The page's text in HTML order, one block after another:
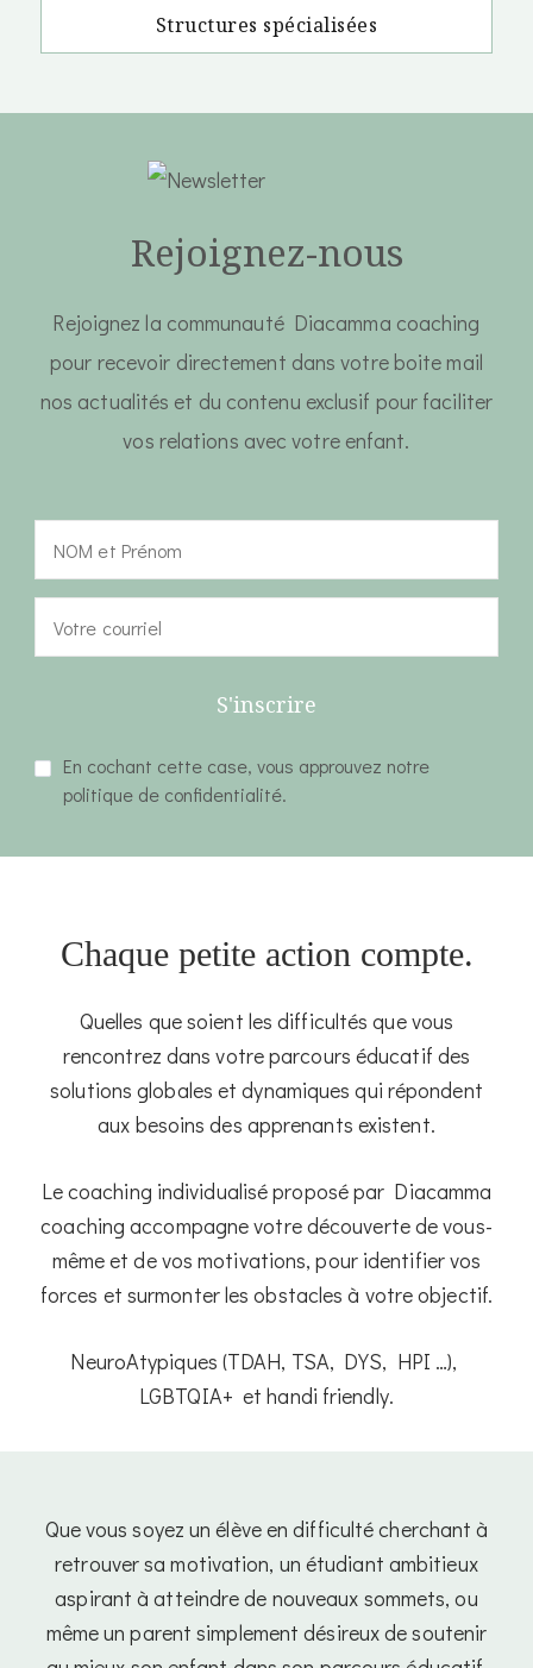
Structures spécialisées
Rejoignez-nous
Rejoignez la communauté Diacamma coaching
pour recevoir directement dans votre boite mail
nos actualités et du contenu exclusif pour faciliter
vos relations avec votre enfant.
En cochant cette case, vous approuvez notre
politique de confidentialité.
Chaque petite action compte.
Quelles que soient les difficultés que vous
rencontrez dans votre parcours éducatif des
solutions globales et dynamiques qui répondent
aux besoins des apprenants existent.
Le coaching individualisé proposé par Diacamma
coaching accompagne votre découverte de vous-
même et de vos motivations, pour identifier vos
forces et surmonter les obstacles à votre objectif.
NeuroAtypiques (TDAH, TSA, DYS, HPI …),
LGBTQIA+ et handi friendly.
Que vous soyez un élève en difficulté cherchant à
retrouver sa motivation, un étudiant ambitieux
aspirant à atteindre de nouveaux sommets, ou
même un parent simplement désireux de soutenir